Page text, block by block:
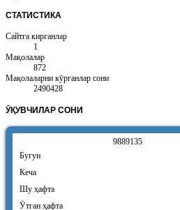
СТАТИСТИКА
Сайтга кирганлар
1
Мақолалар
872
Мақолаларни кӯрганлар сони
2490428
ӮҚУВЧИЛАР СОНИ
9889135
Бугун
Кеча
Шу ҳафта
Ӯтган ҳафта